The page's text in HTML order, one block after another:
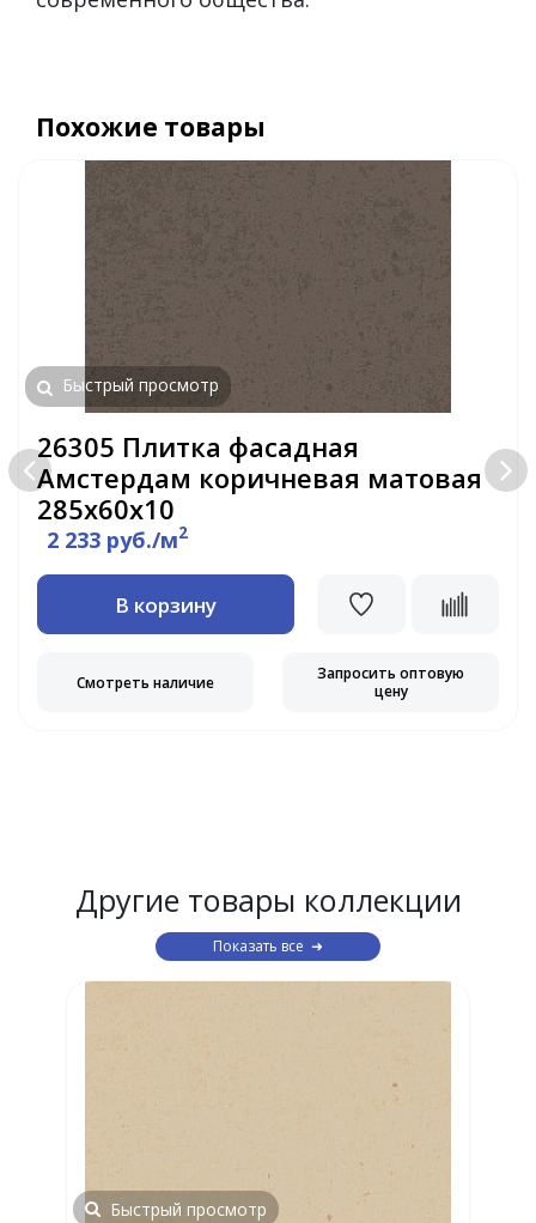
Похожие товары
Быстрый просмотр
26305 Плитка фасадная
Амстердам коричневая матовая
285х60х10
2 233 руб./м2
В корзину
Смотреть наличие
Запросить оптовую
цену
Другие товары коллекции
Показать все
Быстрый просмотр